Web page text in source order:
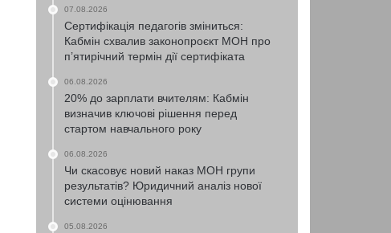
07.08.2026
Сертифікація педагогів зміниться:
Кабмін схвалив законопроєкт МОН про
п’ятирічний термін дії сертифіката
06.08.2026
20% до зарплати вчителям: Кабмін
визначив ключові рішення перед
стартом навчального року
06.08.2026
Чи скасовує новий наказ МОН групи
результатів? Юридичний аналіз нової
системи оцінювання
05.08.2026